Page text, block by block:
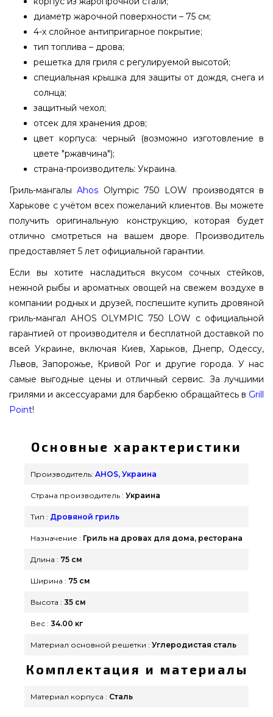
диаметр жарочной поверхности – 75 см;
4-х слойное антипригарное покрытие;
тип топлива – дрова;
решетка для гриля с регулируемой высотой;
специальная крышка для защиты от дождя, снега и
солнца;
защитный чехол;
отсек для хранения дров;
цвет корпуса: черный (возможно изготовление в
цвете "ржавчина");
страна-производитель: Украина.
Гриль-мангалыAhos Olympic 750 LOW производятся в
Харькове с учётом всех пожеланий клиентов. Вы можете
получить оригинальную конструкцию, которая будет
отлично смотреться на вашем дворе. Производитель
предоставляет 5 лет официальной гарантии.
Если вы хотите насладиться вкусом сочных стейков,
нежной рыбы и ароматных овощей на свежем воздухе в
компании родных и друзей, поспешите купить дровяной
гриль-мангал AHOS OLYMPIC 750 LOW с официальной
гарантией от производителя и бесплатной доставкой по
всей Украине, включая Киев, Харьков, Днепр, Одессу,
Львов, Запорожье, Кривой Рог и другие города. У нас
самые выгодные цены и отличный сервис. За лучшими
грилями и аксессуарами для барбекю обращайтесь в Grill
Point!
Основные характеристики
Производитель: AHOS, Украина
Страна производитель : Украина
Тип : Дровяной гриль
Назначение : Гриль на дровах для дома, ресторана
Длина : 75 см
Ширина : 75 см
Высота : 35 см
Вес : 34.00 кг
Материал основной решетки : Углеродистая сталь
Комплектация и материалы
Материал корпуса : Сталь